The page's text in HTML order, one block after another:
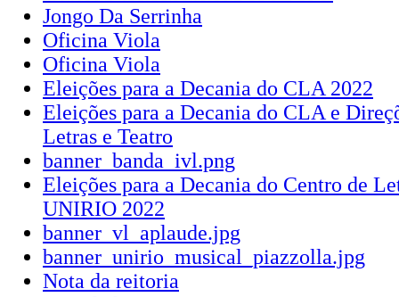
Jongo Da Serrinha
Oficina Viola
Oficina Viola
Eleições para a Decania do CLA 2022
Eleições para a Decania do CLA e
Letras e Teatro
banner_banda_ivl.png
Eleições para a Decania do Centro de
UNIRIO 2022
banner_vl_aplaude.jpg
banner_unirio_musical_piazzolla.jpg
Nota da reitoria